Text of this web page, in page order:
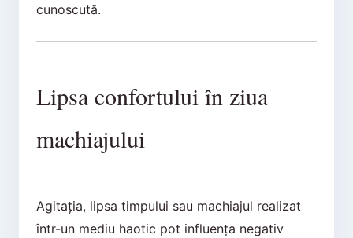
cunoscută.
Lipsa confortului în ziua
machiajului
Agitația, lipsa timpului sau machiajul realizat
într-un mediu haotic pot influența negativ